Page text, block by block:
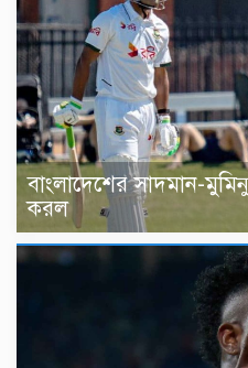
বাংলাদেশের সাদমান-
করল